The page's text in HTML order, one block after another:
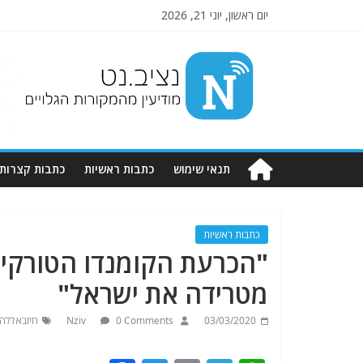
יום ראשון, יוני 21, 2026
Nziv.net
מודיעין
מהמקורות
תנאי שימוש כתבות ראשיות כתבות קצרות
כתבות ראשיות
"הכרעת הקומנדו
מטרידה את ישראל"
03/03/2020
Nziv 0 Comments חיזבאללה